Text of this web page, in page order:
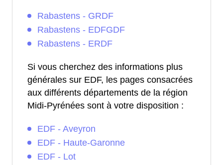
Rabastens - GRDF
Rabastens - EDFGDF
Rabastens - ERDF
Si vous cherchez des informations plus
générales sur EDF, les pages consacrées
aux différents départements de la région
Midi-Pyrénées sont à votre disposition :
EDF - Aveyron
EDF - Haute-Garonne
EDF - Lot